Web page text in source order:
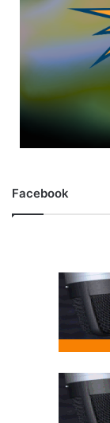
Facebook